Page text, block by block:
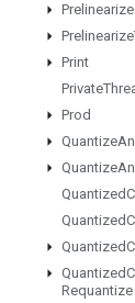
Prelinearize
Prelinearize
Print
Private
Prod
Quantize
Quantize
Quantized
Quantized
Quantized
Quantized
Requantize